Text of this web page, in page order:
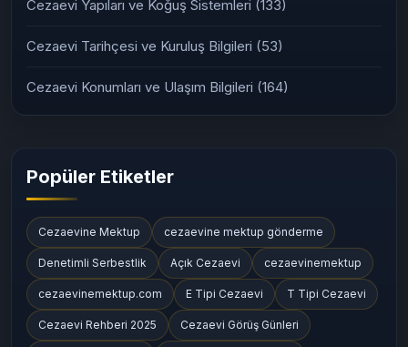
Cezaevi Yapıları ve Koğuş Sistemleri (133)
Cezaevi Tarihçesi ve Kuruluş Bilgileri (53)
Cezaevi Konumları ve Ulaşım Bilgileri (164)
Popüler Etiketler
Cezaevine Mektup cezaevine mektup gönderme
Denetimli Serbestlik Açık Cezaevi cezaevinemektup
cezaevinemektup.com E Tipi Cezaevi T Tipi Cezaevi
Cezaevi Rehberi 2025 Cezaevi Görüş Günleri